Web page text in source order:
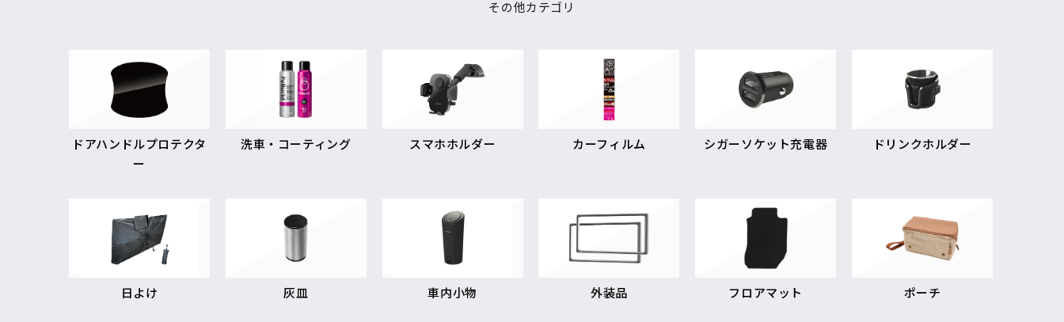
その他カテゴリ
ドアハンドルプロテクタ
ー
洗車・コーティング スマホホルダー カーフィルム シガーソケット充電器 ドリンクホルダー
日よけ 灰皿 車内小物 外装品 フロアマット ポーチ